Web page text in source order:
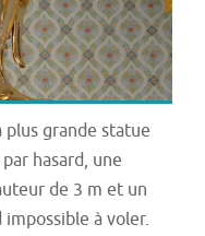
grande statue
hasard, une
de 3 m et un
à voler.